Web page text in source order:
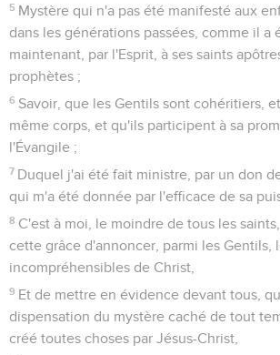
5 Mystère qui n'a pas été manifesté aux
dans les générations passées, comme il a
maintenant, par l'Esprit, à ses saints
prophètes ;
6 Savoir, que les Gentils sont cohéritiers,
même corps, et qu'ils participent à sa
l'Évangile ;
7 Duquel j'ai été fait ministre, par un don
qui m'a été donnée par l'efficace de sa
8 C'est à moi, le moindre de tous les
cette grâce d'annoncer, parmi les Gentils,
incompréhensibles de Christ,
9 Et de mettre en évidence devant tous,
dispensation du mystère caché de tout
créé toutes choses par Jésus-Christ,